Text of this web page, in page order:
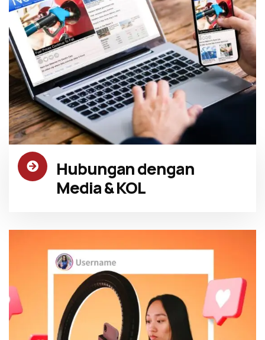
Hubungan dengan
Media & KOL